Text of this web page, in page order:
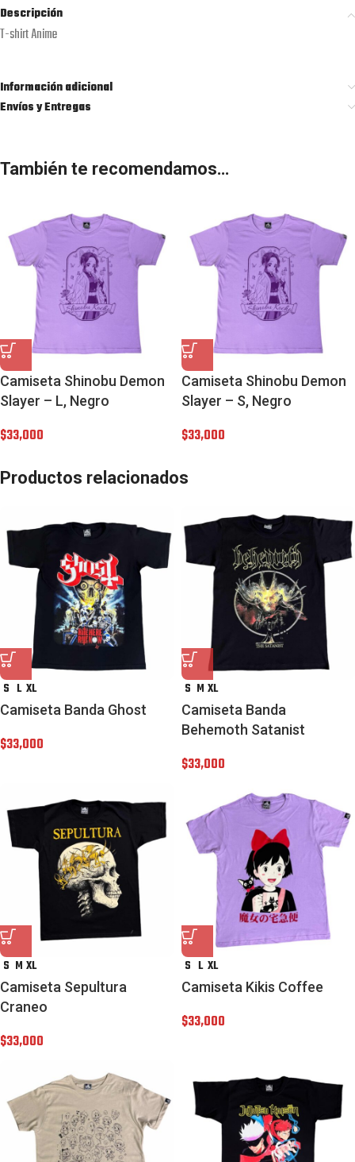
Descripción
T-shirt Anime
Información adicional
Envíos y Entregas
También te recomendamos…
Camiseta Shinobu Demon
Slayer – L, Negro
$33,000
Camiseta Shinobu Demon
Slayer – S, Negro
$33,000
Productos relacionados
S L XL
Camiseta Banda Ghost
$33,000
S M XL
Camiseta Banda
Behemoth Satanist
$33,000
S M XL
Camiseta Sepultura
Craneo
$33,000
S L XL
Camiseta Kikis Coffee
$33,000